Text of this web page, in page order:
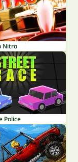
Nitro
Police